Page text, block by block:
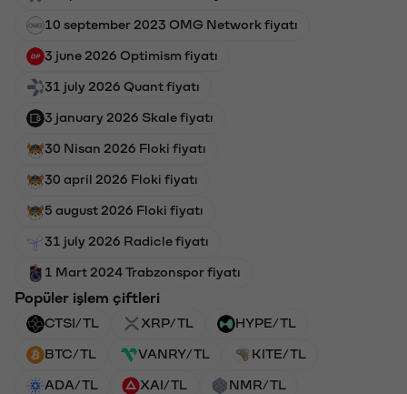
10 september 2023 OMG Network fiyatı
3 june 2026 Optimism fiyatı
31 july 2026 Quant fiyatı
3 january 2026 Skale fiyatı
30 Nisan 2026 Floki fiyatı
30 april 2026 Floki fiyatı
5 august 2026 Floki fiyatı
31 july 2026 Radicle fiyatı
1 Mart 2024 Trabzonspor fiyatı
Popüler işlem çiftleri
CTSI/TL XRP/TL HYPE/TL
BTC/TL VANRY/TL KITE/TL
ADA/TL XAI/TL NMR/TL